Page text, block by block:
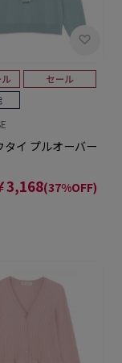
タイ プルオーバー
3,168(37%OFF)